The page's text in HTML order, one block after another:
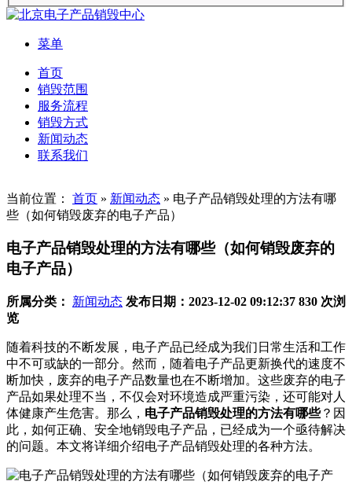
菜单
首页
销毁范围
服务流程
销毁方式
新闻动态
联系我们
当前位置： 首页 » 新闻动态 » 电子产品销毁处理的方法有哪
些（如何销毁废弃的电子产品）
电子产品销毁处理的方法有哪些（如何销毁废弃的
电子产品）
所属分类： 新闻动态 发布日期：2023-12-02 09:12:37 830 次浏
览
随着科技的不断发展，电子产品已经成为我们日常生活和工作
中不可或缺的一部分。然而，随着电子产品更新换代的速度不
断加快，废弃的电子产品数量也在不断增加。这些废弃的电子
产品如果处理不当，不仅会对环境造成严重污染，还可能对人
体健康产生危害。那么， 电子产品销毁处理的方法有哪些？因
此，如何正确、安全地销毁电子产品，已经成为一个亟待解决
的问题。本文将详细介绍电子产品销毁处理的各种方法。